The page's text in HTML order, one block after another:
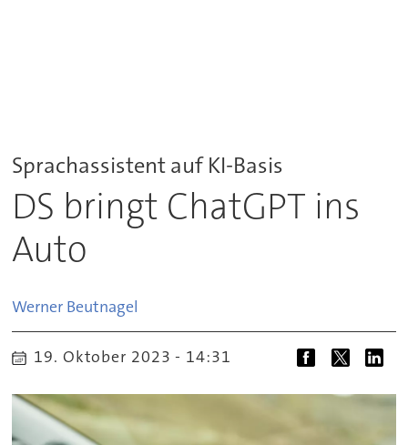
Sprachassistent auf KI-Basis
DS bringt ChatGPT ins
Auto
Werner Beutnagel
19. Oktober 2023 - 14:31